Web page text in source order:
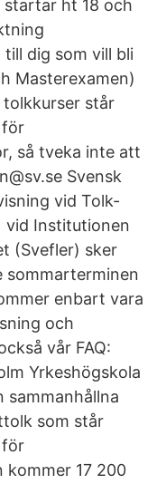
ht 18 och
dig som vill bli
Masterexamen)
står
för
så tveka inte att
Svensk
vid Tolk-
vid Institutionen
(Svefler) sker
sommarterminen
enbart vara
och
vår FAQ:
Yrkeshögskola
sammanhållna
som står
för
kommer 17 200